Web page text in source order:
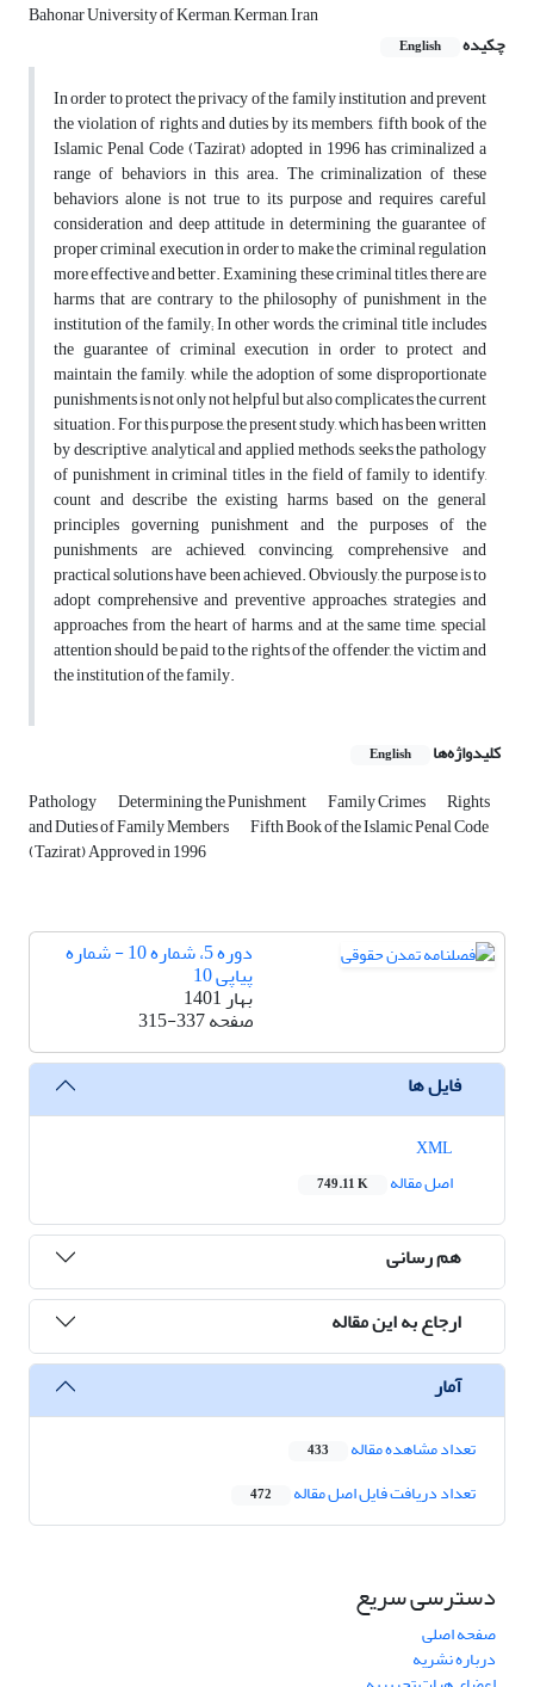
Bahonar University of Kerman, Kerman, Iran
چکیده
English
In order to protect the privacy of the family institution and prevent
the violation of rights and duties by its members, fifth book of the
Islamic Penal Code (Tazirat) adopted in 1996 has criminalized a
range of behaviors in this area. The criminalization of these
behaviors alone is not true to its purpose and requires careful
consideration and deep attitude in determining the guarantee of
proper criminal execution in order to make the criminal regulation
more effective and better. Examining these criminal titles, there are
harms that are contrary to the philosophy of punishment in the
institution of the family; In other words, the criminal title includes
the guarantee of criminal execution in order to protect and
maintain the family, while the adoption of some disproportionate
punishments is not only not helpful but also complicates the current
situation. For this purpose, the present study, which has been written
by descriptive, analytical and applied methods, seeks the pathology
of punishment in criminal titles in the field of family to identify,
count and describe the existing harms based on the general
principles governing punishment and the purposes of the
punishments are achieved, convincing, comprehensive and
practical solutions have been achieved. Obviously, the purpose is to
adopt comprehensive and preventive approaches, strategies and
approaches from the heart of harms, and at the same time, special
attention should be paid to the rights of the offender, the victim and
the institution of the family.
کلیدواژه‌ها English
Pathology Determining the Punishment Family Crimes Rights
and Duties of Family Members Fifth Book of the Islamic Penal Code
(Tazirat) Approved in 1996
دوره 5، شماره 10 - شماره
پیاپی 10
بهار 1401
صفحه315-337
فایل ها
اصل مقاله
749.11 K
هم رسانی
ارجاع به این مقاله
آمار
تعداد مشاهده مقاله 433
تعداد دریافت فایل اصل مقاله 472
دسترسی سریع
صفحه اصلی
درباره نشریه